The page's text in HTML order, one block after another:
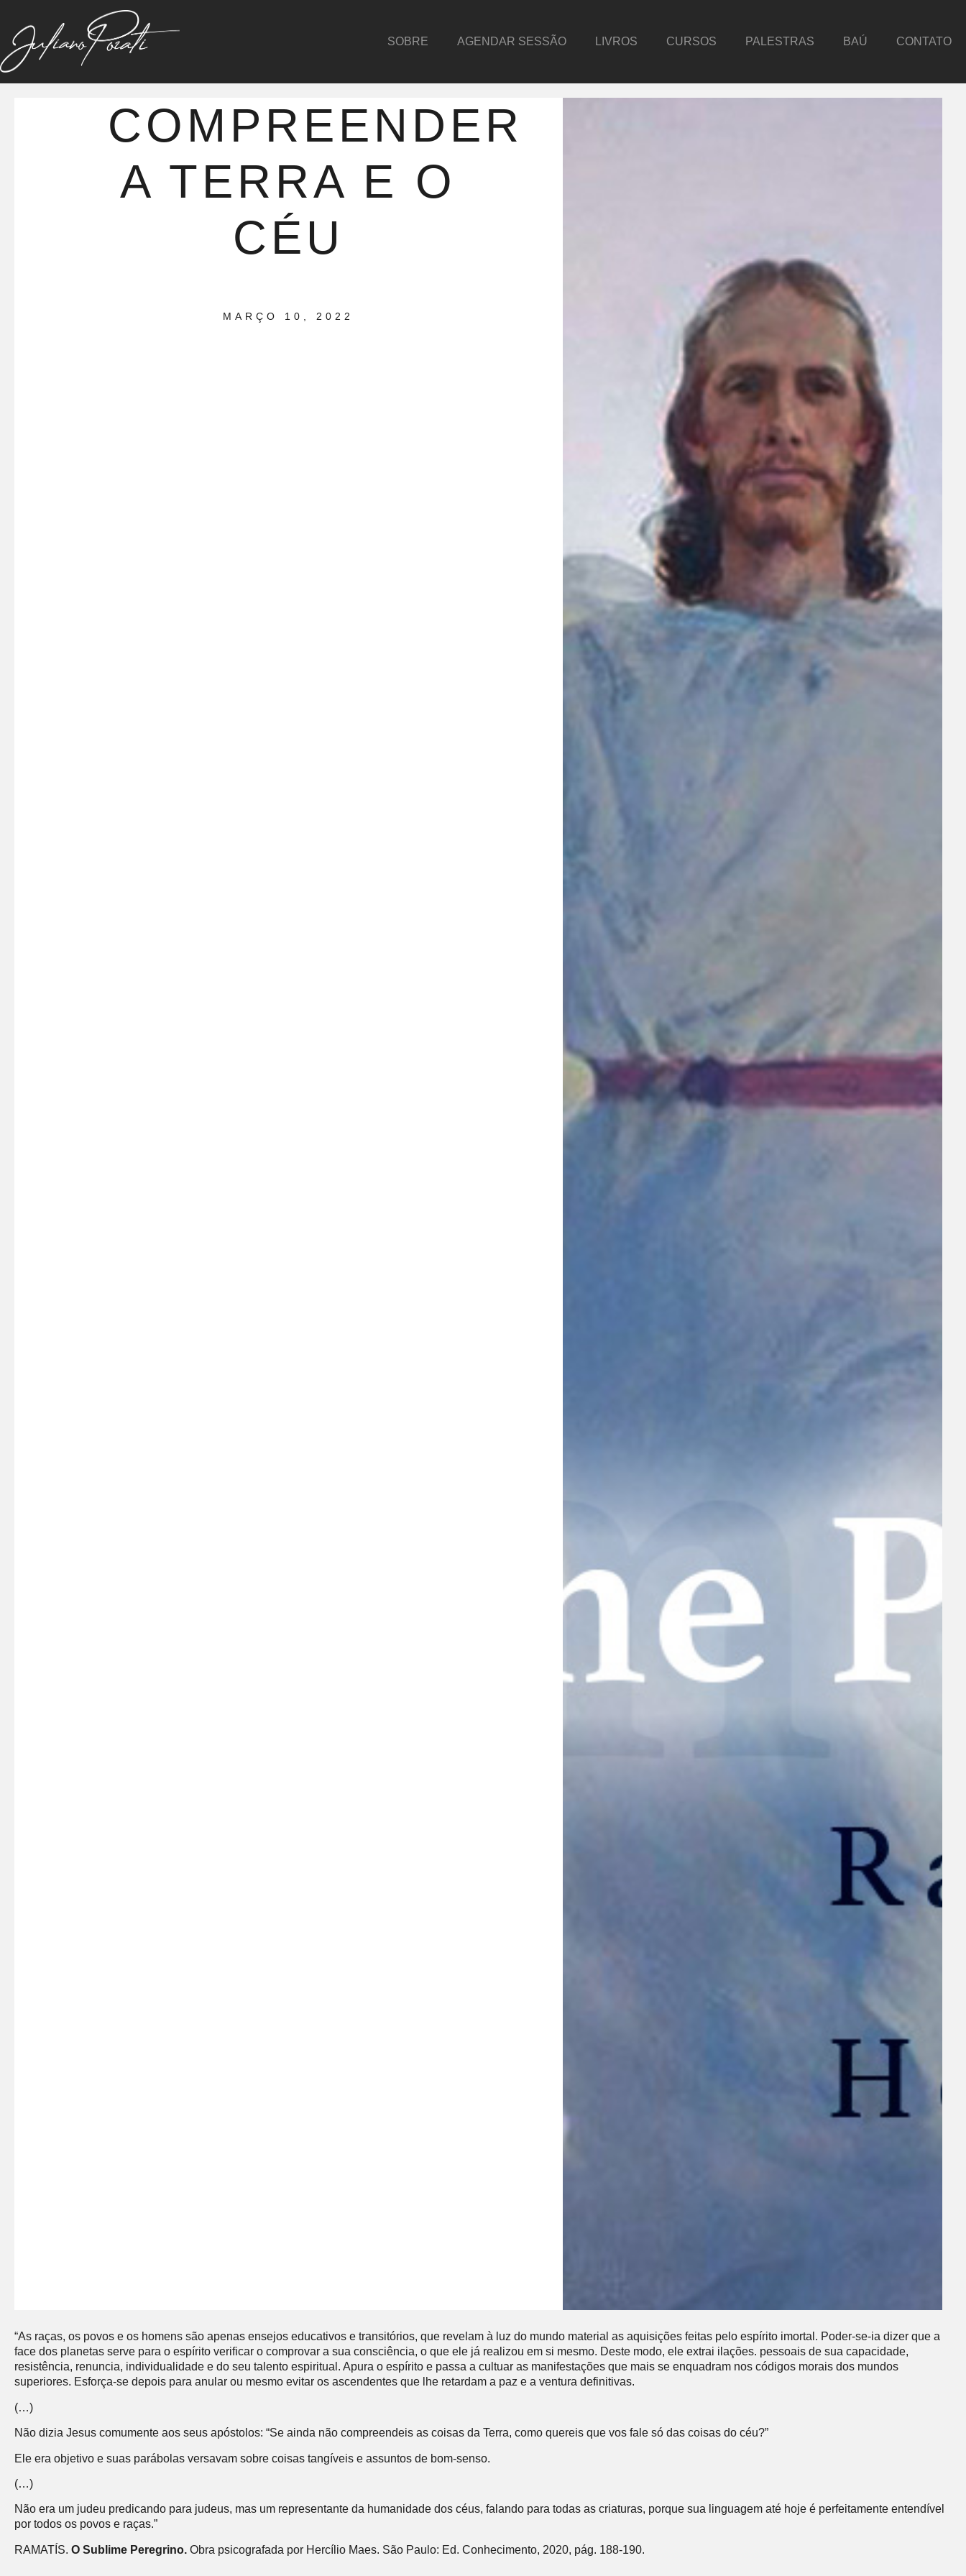
SOBRE AGENDAR SESSÃO LIVROS CURSOS PALESTRAS BAÚ CONTATO
COMPREENDER
A TERRA E O
CÉU
MARÇO 10, 2022
“As raças, os povos e os homens são apenas ensejos educativos e transitórios, que revelam à luz do mundo material as aquisições feitas pelo espírito imortal. Poder-se-ia dizer que a
face dos planetas serve para o espírito verificar o comprovar a sua consciência, o que ele já realizou em si mesmo. Deste modo, ele extrai ilações. pessoais de sua capacidade,
resistência, renuncia, individualidade e do seu talento espiritual. Apura o espírito e passa a cultuar as manifestações que mais se enquadram nos códigos morais dos mundos
superiores. Esforça-se depois para anular ou mesmo evitar os ascendentes que lhe retardam a paz e a ventura definitivas.
(…)
Não dizia Jesus comumente aos seus apóstolos: “Se ainda não compreendeis as coisas da Terra, como quereis que vos fale só das coisas do céu?”
Ele era objetivo e suas parábolas versavam sobre coisas tangíveis e assuntos de bom-senso.
(…)
Não era um judeu predicando para judeus, mas um representante da humanidade dos céus, falando para todas as criaturas, porque sua linguagem até hoje é perfeitamente entendível
por todos os povos e raças.”
RAMATÍS. O Sublime Peregrino. Obra psicografada por Hercílio Maes. São Paulo: Ed. Conhecimento, 2020, pág. 188-190.